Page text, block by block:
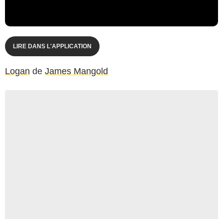
LIRE DANS L'APPLICATION
Logan de James Mangold